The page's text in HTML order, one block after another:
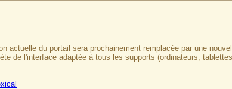
actuelle du portail sera prochainement remplacée par une
de l'interface adaptée à tous les supports (ordinateurs,